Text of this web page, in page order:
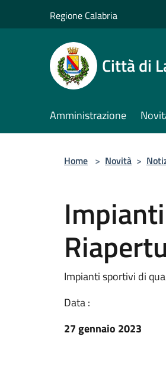
Regione Calabria
Città di
Amministrazione
Home > Novità >
Impianti sportivi di
Data :
27 gennaio 2023